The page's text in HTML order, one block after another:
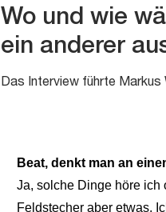
Wo und wie
ein anderer
Das Interview führte
Beat, denkt man an
Ja, solche Dinge höre ich
Feldstecher aber etwas.